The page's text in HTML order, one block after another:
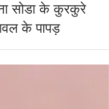
बिना पापड़ खार
सोडा के कुरकुरे
के पापड़